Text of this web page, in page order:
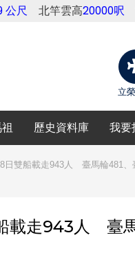
公尺 北竿雲高20000呎
立
歷史資料庫 我要
日雙船載走943人 臺馬輪481、
載走943人 臺